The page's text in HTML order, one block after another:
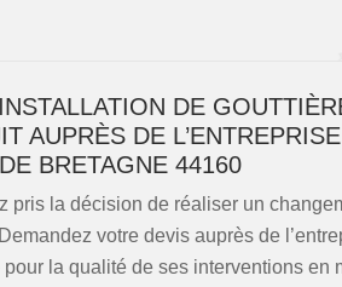
DE
AUPRÈS DE
BRETAGNE 44160
pris la décision de réaliser un
votre devis auprès de
pour la qualité de ses interventions en